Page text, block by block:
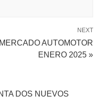
NEXT
AUTOMOTOR
ENERO 2025 »
DOS NUEVOS